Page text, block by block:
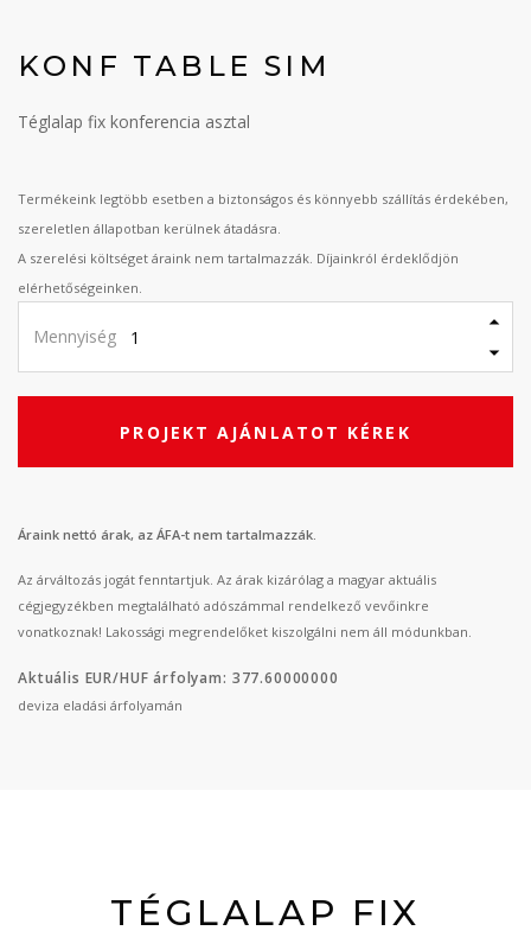
KONF TABLE SIM
Téglalap fix konferencia asztal
Termékeink legtöbb esetben a biztonságos és könnyebb szállítás érdekében,
szereletlen állapotban kerülnek átadásra.
A szerelési költséget áraink nem tartalmazzák. Díjainkról érdeklődjön
elérhetőségeinken.
Mennyiség
PROJEKT AJÁNLATOT KÉREK
Áraink nettó árak, az ÁFA-t nem tartalmazzák.
Az árváltozás jogát fenntartjuk. Az árak kizárólag a magyar aktuális
cégjegyzékben megtalálható adószámmal rendelkező vevőinkre
vonatkoznak! Lakossági megrendelőket kiszolgálni nem áll módunkban.
Aktuális EUR/HUF árfolyam: 377.60000000
deviza eladási árfolyamán
TÉGLALAP FIX